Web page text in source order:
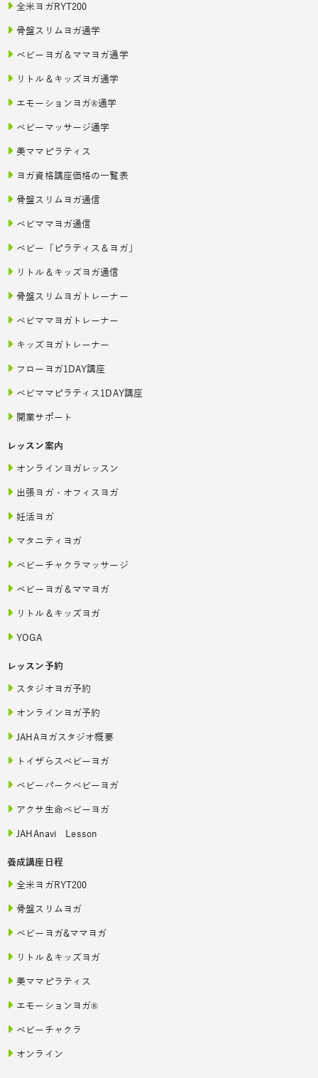
全米ヨガRYT200
骨盤スリムヨガ通学
ベビーヨガ＆ママヨガ通学
リトル＆キッズヨガ通学
エモーションヨガ®通学
ベビーマッサージ通学
美ママピラティス
ヨガ資格講座価格の一覧表
骨盤スリムヨガ通信
ベビママヨガ通信
ベビー「ピラティス＆ヨガ」
リトル＆キッズヨガ通信
骨盤スリムヨガトレーナー
ベビママヨガトレーナー
キッズヨガトレーナー
フローヨガ1DAY講座
ベビママピラティス1DAY講座
開業サポート
レッスン案内
オンラインヨガレッスン
出張ヨガ・オフィスヨガ
妊活ヨガ
マタニティヨガ
ベビーチャクラマッサージ
ベビーヨガ＆ママヨガ
リトル＆キッズヨガ
YOGA
レッスン予約
スタジオヨガ予約
オンラインヨガ予約
JAHAヨガスタジオ概要
トイザらスベビーヨガ
ベビーパークベビーヨガ
アクサ生命ベビーヨガ
JAHAnavi Lesson
養成講座日程
全米ヨガRYT200
骨盤スリムヨガ
ベビーヨガ&ママヨガ
リトル＆キッズヨガ
美ママピラティス
エモーションヨガ®
ベビーチャクラ
オンライン